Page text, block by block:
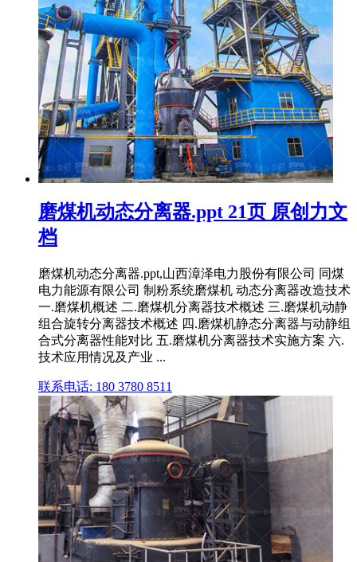
磨煤机动态分离器.ppt 21页 原创力文
档
磨煤机动态分离器.ppt,山西漳泽电力股份有限公司 同煤
电力能源有限公司 制粉系统磨煤机 动态分离器改造技术
一.磨煤机概述 二.磨煤机分离器技术概述 三.磨煤机动静
组合旋转分离器技术概述 四.磨煤机静态分离器与动静组
合式分离器性能对比 五.磨煤机分离器技术实施方案 六.
技术应用情况及产业 ...
联系电话: 180 3780 8511